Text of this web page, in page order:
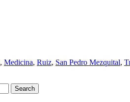
, Medicina, Ruiz, San Pedro Mezquital,